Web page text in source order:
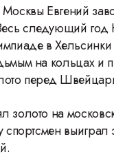
Евгений
следующий год
в Хельсинки
на кольцах и
перед
золото на
спортсмен